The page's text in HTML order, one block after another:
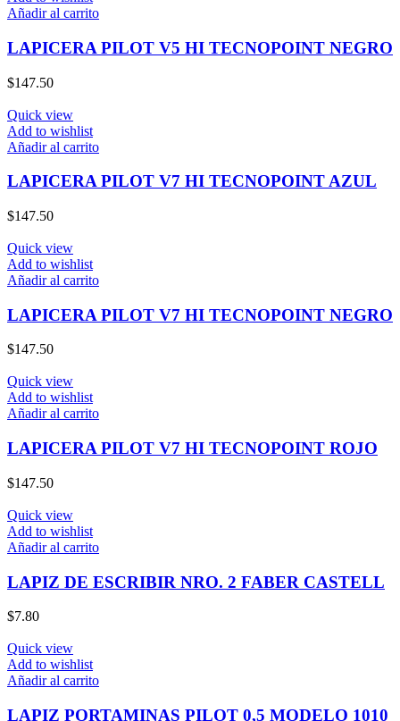
Añadir al carrito
LAPICERA PILOT V5 HI TECNOPOINT NEGRO
$147.50
Quick view
Add to wishlist
Añadir al carrito
LAPICERA PILOT V7 HI TECNOPOINT AZUL
$147.50
Quick view
Add to wishlist
Añadir al carrito
LAPICERA PILOT V7 HI TECNOPOINT NEGRO
$147.50
Quick view
Add to wishlist
Añadir al carrito
LAPICERA PILOT V7 HI TECNOPOINT ROJO
$147.50
Quick view
Add to wishlist
Añadir al carrito
LAPIZ DE ESCRIBIR NRO. 2 FABER CASTELL
$7.80
Quick view
Add to wishlist
Añadir al carrito
LAPIZ PORTAMINAS PILOT 0,5 MODELO 1010